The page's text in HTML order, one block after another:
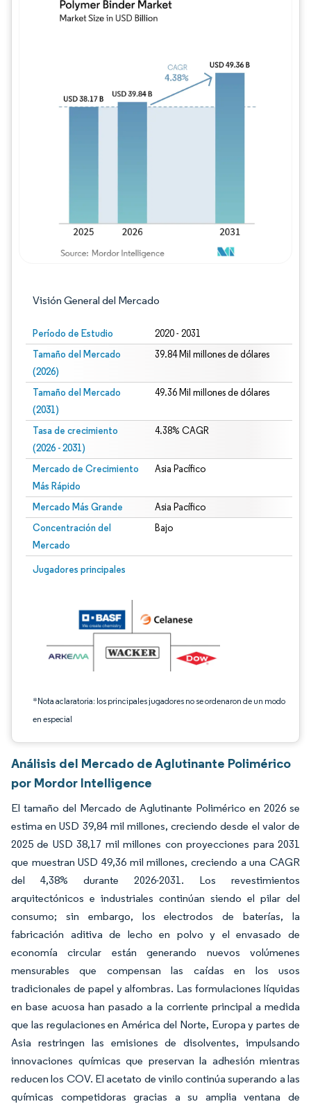
Visión General del Mercado
Período de Estudio 2020 - 2031
Tamaño del Mercado
(2026)
39.84 Mil millones de dólares
Tamaño del Mercado
(2031)
49.36 Mil millones de dólares
Tasa de crecimiento
(2026 - 2031)
4.38% CAGR
Mercado de Crecimiento
Más Rápido
Asia Pacífico
Mercado Más Grande Asia Pacífico
Concentración del
Mercado
Bajo
Jugadores principales
*Nota aclaratoria: los principales jugadores no se ordenaron de un modo
en especial
Imagen © Mordor Intelligence. El uso requiere atribución según CC BY 4.0.
Análisis del Mercado de Aglutinante Polimérico
por Mordor Intelligence
El tamaño del Mercado de Aglutinante Polimérico en 2026 se
estima en USD 39,84 mil millones, creciendo desde el valor de
2025 de USD 38,17 mil millones con proyecciones para 2031
que muestran USD 49,36 mil millones, creciendo a una CAGR
del 4,38% durante 2026-2031. Los revestimientos
arquitectónicos e industriales continúan siendo el pilar del
consumo; sin embargo, los electrodos de baterías, la
fabricación aditiva de lecho en polvo y el envasado de
economía circular están generando nuevos volúmenes
mensurables que compensan las caídas en los usos
tradicionales de papel y alfombras. Las formulaciones líquidas
en base acuosa han pasado a la corriente principal a medida
que las regulaciones en América del Norte, Europa y partes de
Asia restringen las emisiones de disolventes, impulsando
innovaciones químicas que preservan la adhesión mientras
reducen los COV. El acetato de vinilo continúa superando a las
químicas competidoras gracias a su amplia ventana de